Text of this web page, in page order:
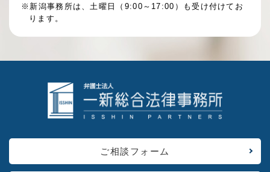
※新潟事務所は、土曜日（9:00～17:00）も受け付けてお
ります。
ご相談フォーム